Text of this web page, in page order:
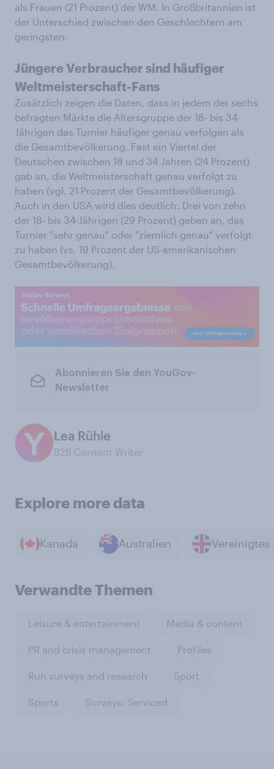
als Frauen (21 Prozent) der WM. In Großbritannien ist
der Unterschied zwischen den Geschlechtern am
geringsten.
Jüngere Verbraucher sind häufiger
Weltmeisterschaft-Fans
Zusätzlich zeigen die Daten, dass in jedem der sechs
befragten Märkte die Altersgruppe der 18- bis 34-
Jährigen das Turnier häufiger genau verfolgen als
die Gesamtbevölkerung. Fast ein Viertel der
Deutschen zwischen 18 und 34 Jahren (24 Prozent)
gab an, die Weltmeisterschaft genau verfolgt zu
haben (vgl. 21 Prozent der Gesamtbevölkerung).
Auch in den USA wird dies deutlich: Drei von zehn
der 18- bis 34-Jährigen (29 Prozent) geben an, das
Turnier "sehr genau" oder "ziemlich genau" verfolgt
zu haben (vs. 19 Prozent der US-amerikanischen
Gesamtbevölkerung).
Abonnieren Sie den YouGov-
Newsletter
Lea Rühle
B2B Content Writer
Explore more data
Kanada Australien
Verwandte Themen
Leisure & entertainment Media & content
PR and crisis management Profiles
Run surveys and research Sport
Sports Surveys: Serviced